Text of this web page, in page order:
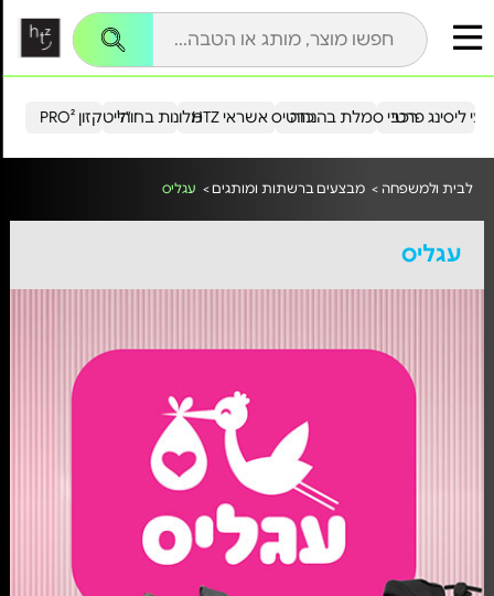
הייטקזון PRO²מלונות בחו"ל כרטיס אשראי HTZ ליסינג פרטירכבי סמלת בהנחה
לבית ולמשפחה > מבצעים ברשתות ומותגים > עגליס
עגליס